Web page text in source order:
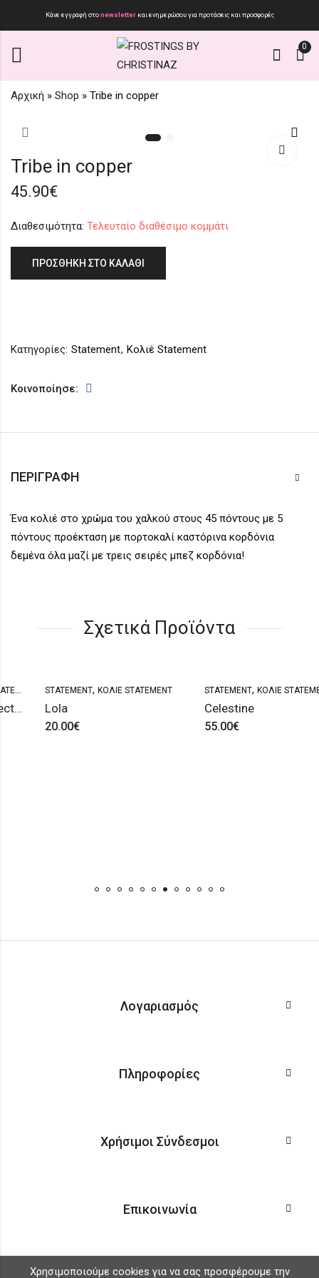
Κάνε εγγραφή στοnewsletter και ενημερώσου για προτάσεις και προσφορές
0
Αρχική » Shop » Tribe in copper
Premium Συλλογή
Tribe in copper
45.90€
Διαθεσιμότητα: Τελευταίο διαθέσιμο κομμάτι
ΠΡΟΣΘΉΚΗ ΣΤΟ ΚΑΛΆΘΙ
Κατηγορίες: Statement, Κολιέ Statement
Κοινοποίησε:
ΠΕΡΙΓΡΑΦΉ
Ένα κολιέ στο χρώμα του χαλκού στους 45 πόντους με 5
πόντους προέκταση με πορτοκαλί καστόρινα κορδόνια
δεμένα όλα μαζί με τρεις σειρές μπεζ κορδόνια!
Σχετικά Προϊόντα
STATEMENT,ΚΟΛΙΈ STATEMENT
Lola
20.00€
STATEMENT,ΚΟΛΙΈ STATEMENT
Celestine
55.00€
Λογαριασμός
Πληροφορίες
Χρήσιμοι Σύνδεσμοι
Επικοινωνία
Χρησιμοποιούμε cookies για να σας προσφέρουμε την